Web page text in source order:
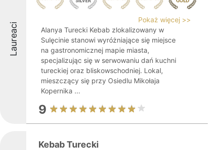
Laureaci
Pokaż więcej >>
Alanya Turecki Kebab zlokalizowany w
Sulęcinie stanowi wyróżniające się miejsce
na gastronomicznej mapie miasta,
specjalizując się w serwowaniu dań kuchni
tureckiej oraz bliskowschodniej. Lokal,
mieszczący się przy Osiedlu Mikołaja
Kopernika ...
9
Kebab Turecki